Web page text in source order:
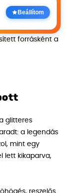
Beállítom
forrásként a
glitteres
a legendás
mint egy
lett kikaparva,
reszelős